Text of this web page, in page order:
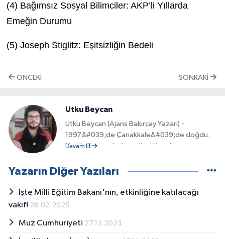
(4) Bağımsız Sosyal Bilimciler: AKP’li Yıllarda
Emeğin Durumu
(5) Joseph Stiglitz: Eşitsizliğin Bedeli
ÖNCEKI SONRAKI
Utku Beycan
Utku Beycan (Ajans Bakırçay Yazarı) -
1997&#039;de Çanakkale&#039;de doğdu.
Henüz 1 yaşındayken ailesi Kozak,
TKP&#039;ye katıldı. 2015&#039;e kadar
öğretimini Osman Nuri Ersezgin İlköğretim
Okulu&#039;nda, Lise öğretimini 14 Eylül
yılında Ege Üniversitesi, İletişim
Devam Et
Yazarın Diğer Yazıları
İşte Milli Eğitim Bakanı'nın, etkinliğine katılacağı
vakıf! 28.02.2025
Muz Cumhuriyeti 27.12.2023